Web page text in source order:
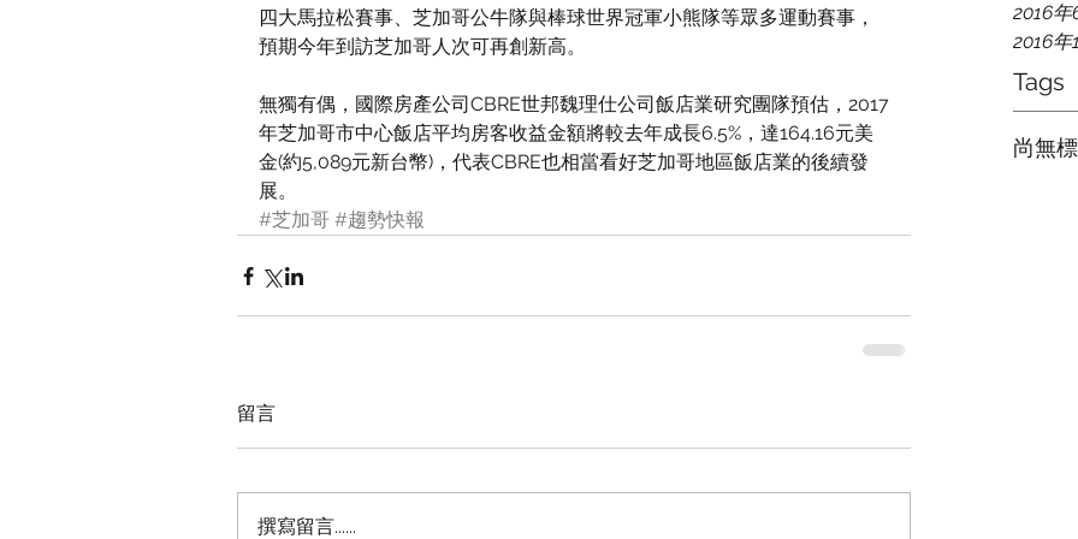
2016年
2016年
Tags
尚無標
四大馬拉松賽事、芝加哥公牛隊與棒球世界冠軍小熊隊等眾多運動賽事，
預期今年到訪芝加哥人次可再創新高。
無獨有偶，國際房產公司CBRE世邦魏理仕公司飯店業研究團隊預估，2017
年芝加哥市中心飯店平均房客收益金額將較去年成長6.5%，達164.16元美
金(約5,089元新台幣)，代表CBRE也相當看好芝加哥地區飯店業的後續發
展。
#芝加哥 #趨勢快報
留言
撰寫留言......